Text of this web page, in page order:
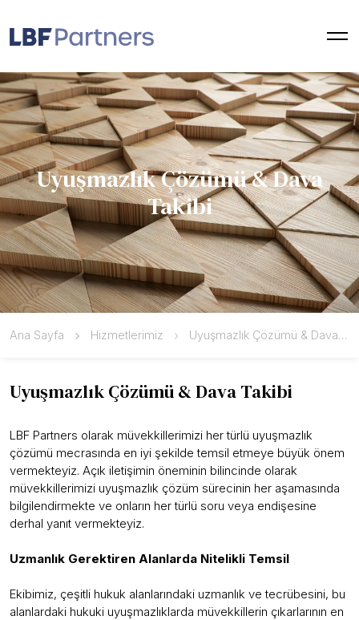
Uyuşmazlık Çözümü & Dava
Takibi
Ana Sayfa Hizmetlerimiz Uyuşmazlık Çözümü & Dava Takibi
Uyuşmazlık Çözümü & Dava Takibi
LBF Partners olarak müvekkillerimizi her türlü uyuşmazlık
çözümü mecrasında en iyi şekilde temsil etmeye büyük önem
vermekteyiz. Açık iletişimin öneminin bilincinde olarak
müvekkillerimizi uyuşmazlık çözüm sürecinin her aşamasında
bilgilendirmekte ve onların her türlü soru veya endişesine
derhal yanıt vermekteyiz.
Uzmanlık Gerektiren Alanlarda Nitelikli Temsil
Ekibimiz, çeşitli hukuk alanlarındaki uzmanlık ve tecrübesini, bu
alanlardaki hukuki uyuşmazlıklarda müvekkillerin çıkarlarının en